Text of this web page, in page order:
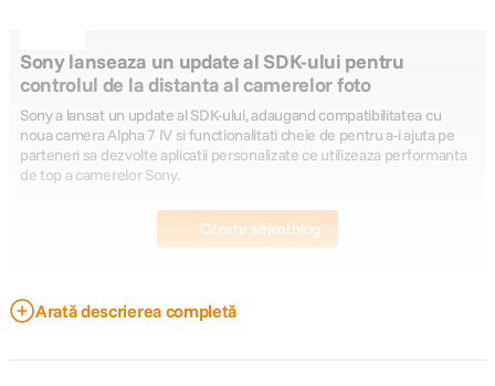
Sony lanseaza un update al SDK-ului pentru
controlul de la distanta al camerelor foto
Sony a lansat un update al SDK-ului, adaugand compatibilitatea cu
noua camera Alpha 7 IV si functionalitati cheie de pentru a-i ajuta pe
parteneri sa dezvolte aplicatii personalizate ce utilizeaza performanta
de top a camerelor Sony.
Citeste articol blog
standardele
Arată descrierea completă